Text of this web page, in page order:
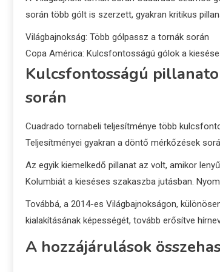
során több gólt is szerzett, gyakran kritikus
Világbajnokság: Több gólpassz a tornák során
Copa América: Kulcsfontosságú gólok a
Kulcsfontosságú
során
Cuadrado tornabeli teljesítménye több
Teljesítményei gyakran a döntő mérkőzések
Az egyik kiemelkedő pillanat az volt, amikor
Kolumbiát a kieséses szakaszba jutásban.
Továbbá, a 2014-es Világbajnokságon,
kialakításának képességét, tovább erősítve
A hozzájárulások